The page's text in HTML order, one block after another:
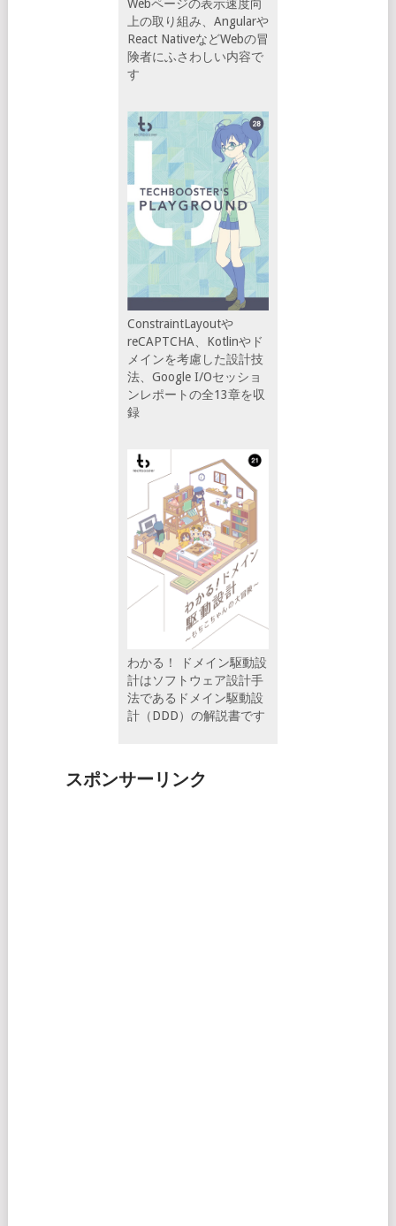
Webページの表示速度向
上の取り組み、Angularや
React NativeなどWebの冒
険者にふさわしい内容で
す
ConstraintLayoutや
reCAPTCHA、Kotlinやド
メインを考慮した設計技
法、Google I/Oセッショ
ンレポートの全13章を収
録
わかる！ ドメイン駆動設
計はソフトウェア設計手
法であるドメイン駆動設
計（DDD）の解説書です
スポンサーリンク